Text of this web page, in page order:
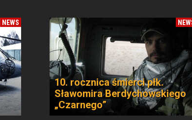
NEWS
10. rocznica śmierci płk.
Sławomira Berdychowskiego
„Czarnego”